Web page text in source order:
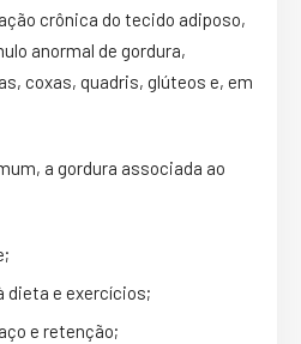
crônica do tecido adiposo,
anormal de gordura,
coxas, quadris, glúteos e, em
a gordura associada ao
e exercícios;
e retenção;